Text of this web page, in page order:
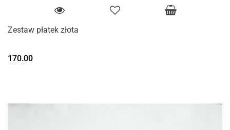
Zestaw płatek złota
170.00